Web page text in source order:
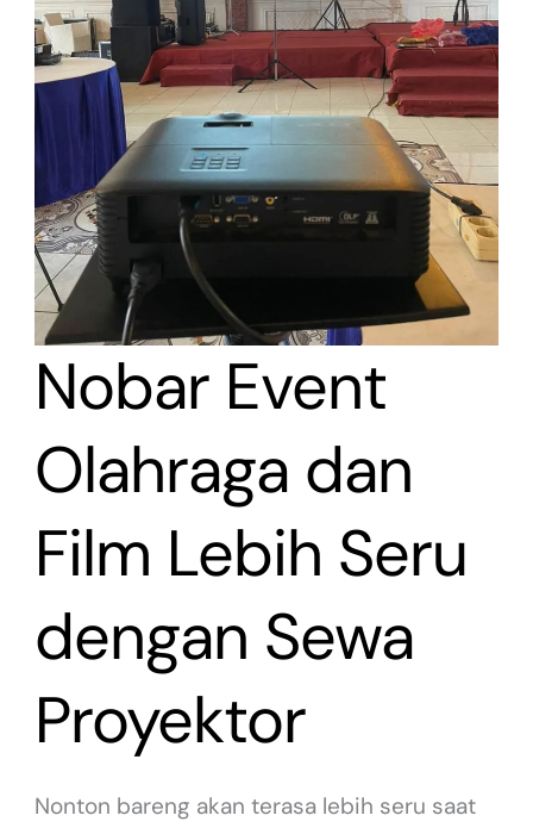
Nobar Event
Olahraga dan
Film Lebih Seru
dengan Sewa
Proyektor
Nonton bareng akan terasa lebih seru saat